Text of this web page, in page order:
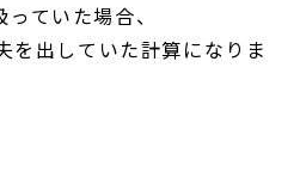
ていた場合、
出していた計算になりま